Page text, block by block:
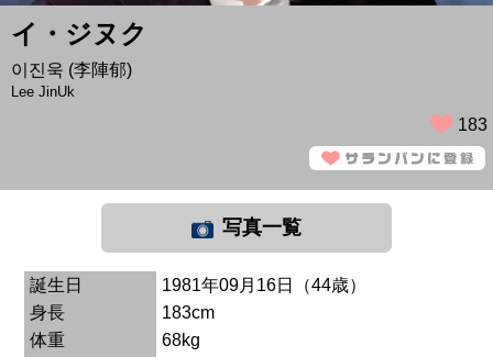
イ・ジヌク
이진욱 (李陣郁)
Lee JinUk
183
写真一覧
誕生日
1981年09月16日（44歳）
身長
183cm
体重
68kg